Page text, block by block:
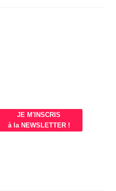
JE M'INSCRIS
à la NEWSLETTER !